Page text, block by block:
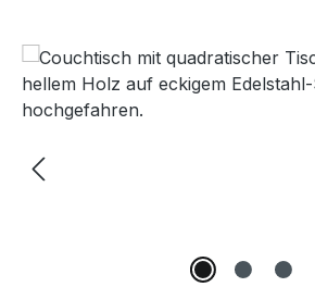
Bildergalerie überspringen